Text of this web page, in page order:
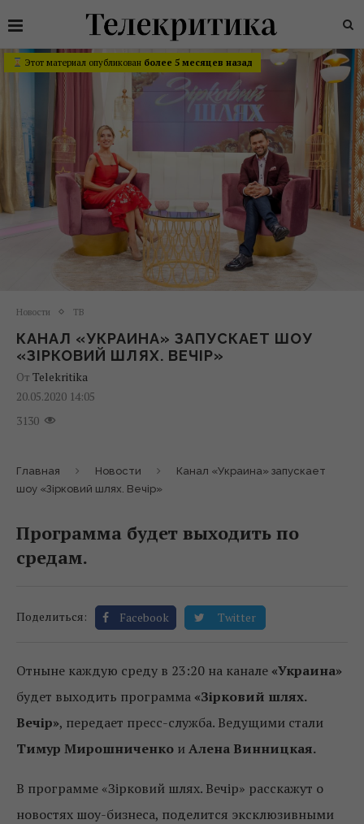
Этот материал опубликован более 5 месяцев назад
Новости ТВ
КАНАЛ «УКРАИНА» ЗАПУСКАЕТ ШОУ
«ЗІРКОВИЙ ШЛЯХ. ВЕЧІР»
От Telekritika
20.05.2020 14:05
3130
Главная Новости
Канал «Украина» запускает
шоу «Зірковий шлях. Вечір»
Программа будет выходить по
средам.
Поделиться: Facebook Twitter
Отныне каждую среду в 23:20 на канале «Украина»
будет выходить программа «Зірковий шлях.
Вечір», передает пресс-служба. Ведущими стали
Тимур Мирошниченко иАлена Винницкая.
В программе «Зірковий шлях. Вечір» расскажут о
новостях шоу-бизнеса, поделится эксклюзивными